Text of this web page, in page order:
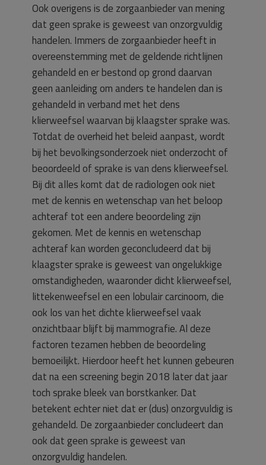
Ook overigens is de zorgaanbieder van mening
dat geen sprake is geweest van onzorgvuldig
handelen. Immers de zorgaanbieder heeft in
overeenstemming met de geldende richtlijnen
gehandeld en er bestond op grond daarvan
geen aanleiding om anders te handelen dan is
gehandeld in verband met het dens
klierweefsel waarvan bij klaagster sprake was.
Totdat de overheid het beleid aanpast, wordt
bij het bevolkingsonderzoek niet onderzocht of
beoordeeld of sprake is van dens klierweefsel.
Bij dit alles komt dat de radiologen ook niet
met de kennis en wetenschap van het beloop
achteraf tot een andere beoordeling zijn
gekomen. Met de kennis en wetenschap
achteraf kan worden geconcludeerd dat bij
klaagster sprake is geweest van ongelukkige
omstandigheden, waaronder dicht klierweefsel,
littekenweefsel en een lobulair carcinoom, die
ook los van het dichte klierweefsel vaak
onzichtbaar blijft bij mammografie. Al deze
factoren tezamen hebben de beoordeling
bemoeilijkt. Hierdoor heeft het kunnen gebeuren
dat na een screening begin 2018 later dat jaar
toch sprake bleek van borstkanker. Dat
betekent echter niet dat er (dus) onzorgvuldig is
gehandeld. De zorgaanbieder concludeert dan
ook dat geen sprake is geweest van
onzorgvuldig handelen.